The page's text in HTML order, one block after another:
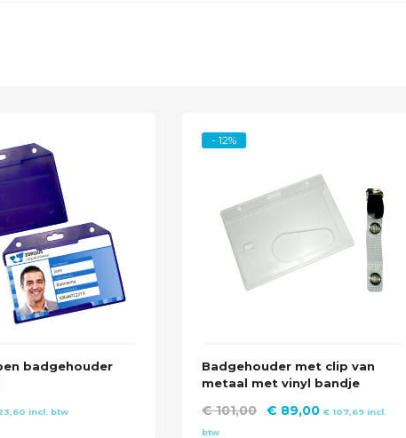
badgehouder
incl. btw
- 12%
Badgehouder met clip van
metaal met vinyl bandje
€101,00
Oorspronkelijke
€ 89,00Huidige
€ 107,69 incl.
btw